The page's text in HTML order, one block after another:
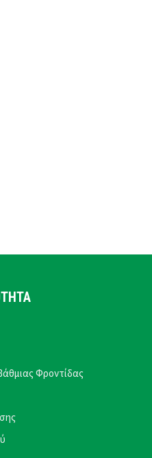
Φροντίδας